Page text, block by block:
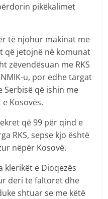
pikëkalimet
të njohur makinat me
që jetojnë në komunat
zëvendësuan me RKS
u, por edhe targat
që ishin me
Kosovës.
që 99 për qind e
RKS, sepse kjo është
nëpër Kosovë.
klerikët e Dioqezës
deri te faltoret dhe
shtuar se me këtë